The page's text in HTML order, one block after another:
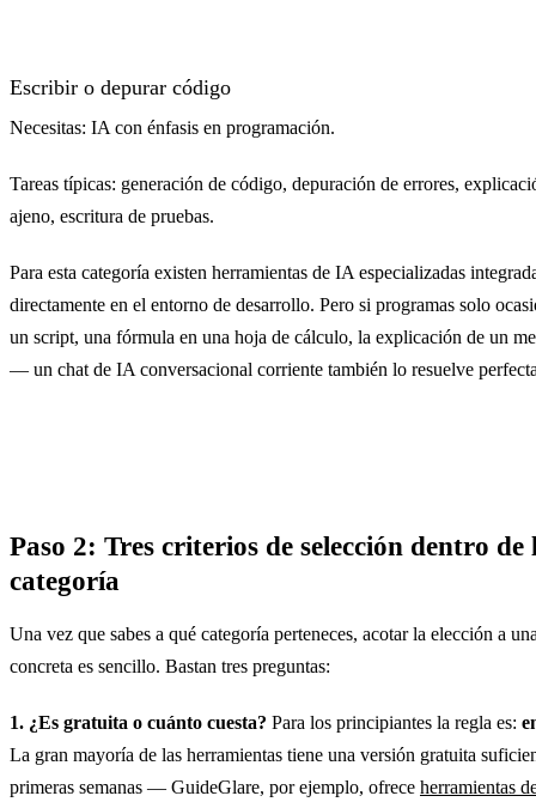
Escribir o depurar código
Necesitas: IA con énfasis en programación.
Tareas típicas: generación de código, depuración de errores,
ajeno, escritura de pruebas.
Para esta categoría existen herramientas de IA especializadas
directamente en el entorno de desarrollo. Pero si programas solo
un script, una fórmula en una hoja de cálculo, la explicación de un
— un chat de IA conversacional corriente también lo resuelve
Paso 2: Tres criterios de selección dentro de
categoría
Una vez que sabes a qué categoría perteneces, acotar la elección a
concreta es sencillo. Bastan tres preguntas:
1. ¿Es gratuita o cuánto cuesta? Para los principiantes la regla es:
La gran mayoría de las herramientas tiene una versión gratuita
primeras semanas — GuideGlare, por ejemplo, ofrece herramientas